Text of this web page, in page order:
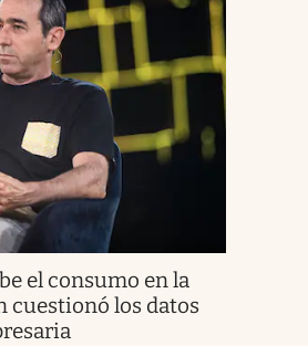
el consumo en la
cuestionó los datos